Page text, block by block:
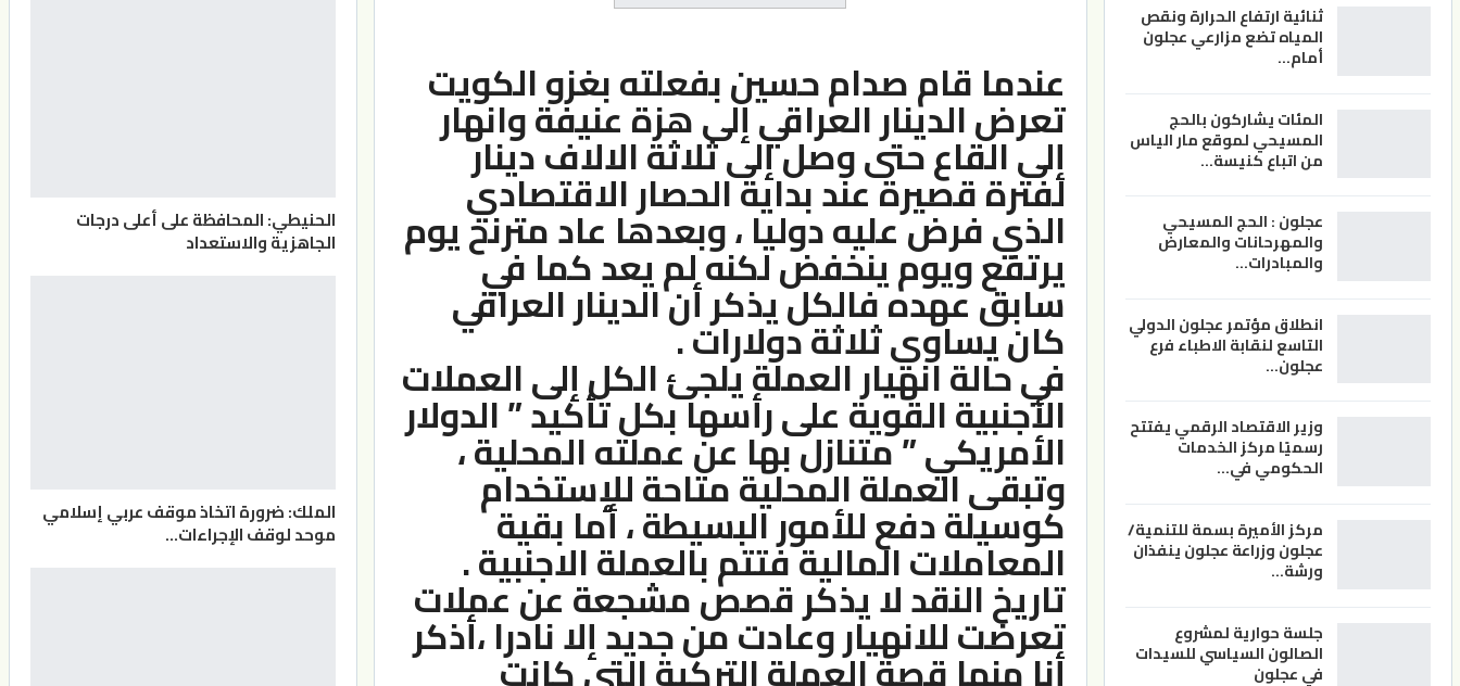
عندما قام صدام حسين بفعلته بغزو الكويت
تعرض الدينار العراقي إلى هزة عنيفة وانهار
إلى القاع حتى وصل إلى ثلاثة الالاف دينار
لفترة قصيرة عند بداية الحصار الاقتصادي
الذي فرض عليه دوليا ، وبعدها عاد مترنح يوم
يرتفع ويوم ينخفض لكنه لم يعد كما في
سابق عهده فالكل يذكر أن الدينار العراقي
كان يساوي ثلاثة دولارات .
في حالة انهيار العملة يلجئ الكل إلى العملات
الأجنبية القوية على رأسها بكل تأكيد ” الدولار
الأمريكي ” متنازل بها عن عملته المحلية ،
وتبقى العملة المحلية متاحة للإستخدام
كوسيلة دفع للأمور البسيطة ، أما بقية
المعاملات المالية فتتم بالعملة الاجنبية .
تاريخ النقد لا يذكر قصص مشجعة عن عملات
تعرضت للانهيار وعادت من جديد إلا نادرا ،أذكر
ثنائية ارتفاع الحرارة ونقص
المياه تضع مزارعي عجلون
أمام…
المئات يشاركون بالحج
المسيحي لموقع مار الياس
من اتباع كنيسة…
عجلون : الحج المسيحي
والمهرحانات والمعارض
والمبادرات…
انطلاق مؤتمر عجلون الدولي
التاسع لنقابة الاطباء فرع
عجلون…
وزير الاقتصاد الرقمي يفتتح
رسميًا مركز الخدمات
الحكومي في…
مركز الأميرة بسمة للتنمية/
عجلون وزراعة عجلون ينفذان
ورشة…
جلسة حوارية لمشروع
الصالون السياسي للسيدات
في عجلون
الحنيطي: المحافظة على أعلى درجات
الجاهزية والاستعداد
الملك: ضرورة اتخاذ موقف عربي إسلامي
موحد لوقف الإجراءات…